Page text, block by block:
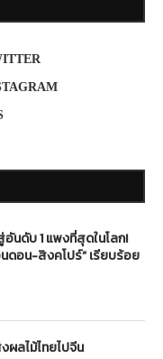
อันดับ 1 แพงที่สุดในโลก!
นดอน-สิงคโปร์” เรียบร้อย
ผลไม้ไทยไปจีน